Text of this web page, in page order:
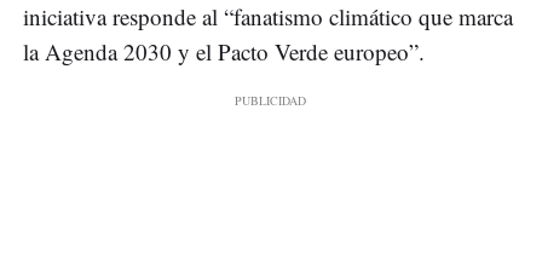
iniciativa responde al “fanatismo climático que marca
la Agenda 2030 y el Pacto Verde europeo”.